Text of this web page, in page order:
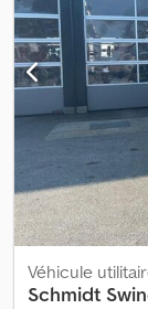
Véhicule
Schmidt